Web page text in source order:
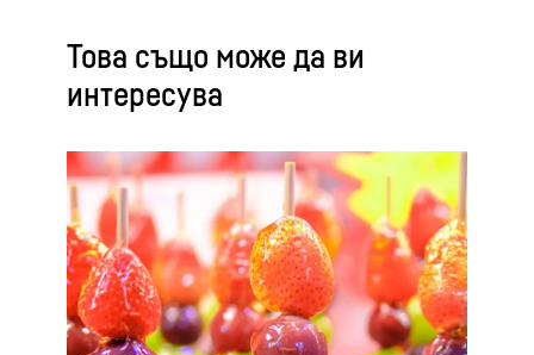
Това също може да ви
интересува